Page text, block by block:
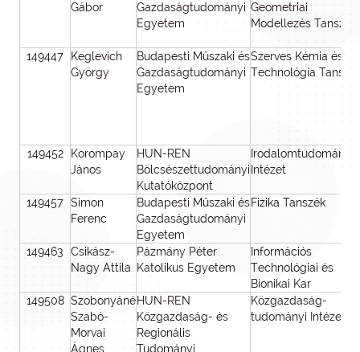
Gábor
Gazdaságtudományi
Egyetem
Geometriai
Modellezés Tanszék
149447
Keglevich
György
Budapesti Műszaki és
Gazdaságtudományi
Egyetem
Szerves Kémia és
Technológia
149452
Korompay
János
HUN-REN
Bölcsészettudományi
Kutatóközpont
Irodalomtudományi
Intézet
149457 Simon
Ferenc
Budapesti Műszaki és
Gazdaságtudományi
Egyetem
Fizika Tanszék
149463
Csikász-
Nagy Attila
Pázmány Péter
Katolikus Egyetem
Információs
Technológiai és
Bionikai Kar
149508 Szobonyáné
Szabó-
Morvai
Ágnes
HUN-REN
Közgazdaság- és
Regionális
Tudományi
Közgazdaság-
tudományi Intézet